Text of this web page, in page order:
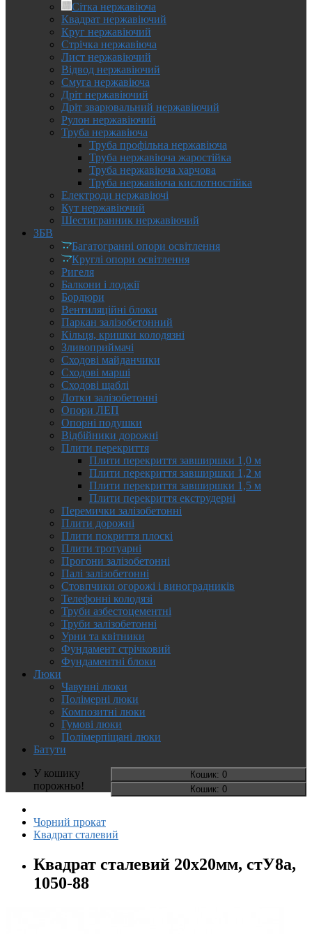
Сітка нержавіюча
Квадрат нержавіючий
Круг нержавіючий
Стрічка нержавіюча
Лист нержавіючий
Відвод нержавіючий
Смуга нержавіюча
Дріт нержавіючий
Дріт зварювальний нержавіючий
Рулон нержавіючий
Труба нержавіюча
Труба профільна нержавіюча
Труба нержавіюча жаростійка
Труба нержавіюча харчова
Труба нержавіюча кислотностійка
Електроди нержавіючі
Кут нержавіючий
Шестигранник нержавіючий
ЗБВ
Багатогранні опори освітлення
Круглі опори освітлення
Ригеля
Балкони і лоджії
Бордюри
Вентиляційні блоки
Паркан залізобетонний
Кільця, кришки колодязні
Зливоприймачі
Сходові майданчики
Сходові марші
Сходові щаблі
Лотки залізобетонні
Опори ЛЕП
Опорні подушки
Відбійники дорожні
Плити перекриття
Плити перекриття завширшки 1,0 м
Плити перекриття завширшки 1,2 м
Плити перекриття завширшки 1,5 м
Плити перекриття екструдерні
Перемички залізобетонні
Плити дорожні
Плити покриття плоскі
Плити тротуарні
Прогони залізобетонні
Палі залізобетонні
Стовпчики огорожі і виноградників
Телефонні колодязі
Труби азбестоцементні
Труби залізобетонні
Урни та квітники
Фундамент стрічковий
Фундаментні блоки
Люки
Чавунні люки
Полімерні люки
Композитні люки
Гумові люки
Полімерпіщані люки
Батути
Кошик: 0
Кошик: 0
У кошику
порожньо!
Чорний прокат
Квадрат сталевий
Квадрат сталевий 20х20мм, стУ8а,
1050-88